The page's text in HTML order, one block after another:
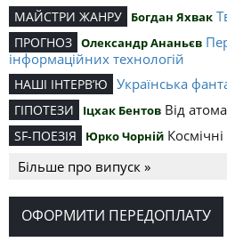
МАЙСТРИ ЖАНРУ Богдан Яхвак
ПРОГНОЗ Олександр Ананьєв
інформаційних технологій
НАШІ ІНТЕРВ’Ю Українська
ГІПОТЕЗИ Іцхак Бентов Від
SF-ПОЕЗІЯ Юрко Чорній Космічні
Більше про випуск »
ОФОРМИТИ ПЕРЕДОПЛАТУ